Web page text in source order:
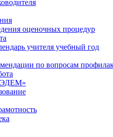
оценочных процедур
учителя учебный год
по вопросам